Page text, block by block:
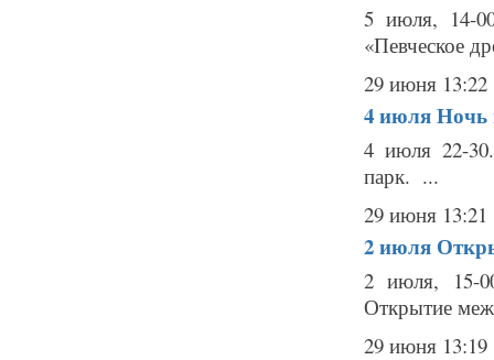
5 июля, 14-
«Певческое
29 июня 13:22
4 июляНочь
4 июля 22-
парк. ...
29 июня 13:21
2 июля
2 июля, 15-
Открытие
29 июня 13:19